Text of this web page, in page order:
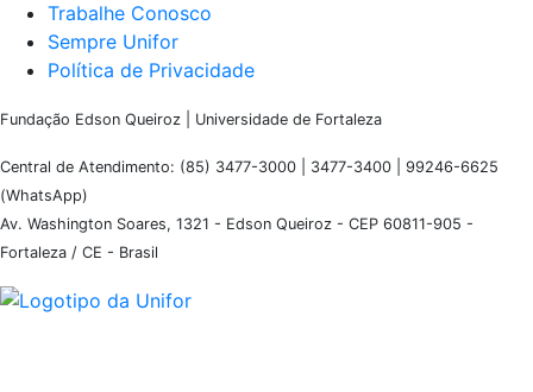
Trabalhe Conosco
Sempre Unifor
Política de Privacidade
Fundação Edson Queiroz | Universidade de Fortaleza
Central de Atendimento: (85) 3477-3000 | 3477-3400 | 99246-6625
(WhatsApp)
Av. Washington Soares, 1321 - Edson Queiroz - CEP 60811-905 -
Fortaleza / CE - Brasil